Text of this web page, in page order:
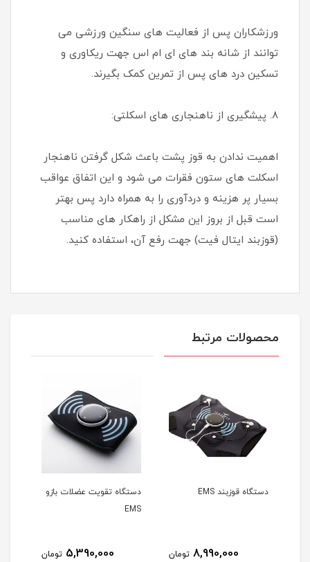
ورزشکاران پس از فعالیت های سنگین ورزشی می
توانند از شانه بند های ای ام اس جهت ریکاوری و
تسکین درد های پس از تمرین کمک بگیرند.
۸. پیشگیری از ناهنجاری های اسکلتی:
اهمیت ندادن به قوز پشت باعث شکل گرفتن ناهنجار
اسکلت های ستون فقرات می شود و این اتفاق عواقب
بسیار پر هزینه و دردآوری را به همراه دارد پس بهتر
است قبل از بروز این مشکل از راهکار های مناسب
(قوزبند ایتال فیت) جهت رفع آن، استفاده کنید.
محصولات مرتبط
دستگاه قوزبند EMS
8,990,000 تومان
دستگاه تقويت عضلات بازو
EMS
5,390,000 تومان